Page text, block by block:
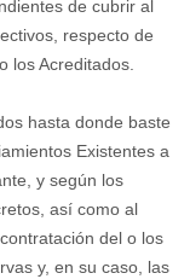
de cubrir al
respecto de
los Acreditados.
hasta donde baste
Existentes a
y según los
así como al
del o los
y, en su caso, las